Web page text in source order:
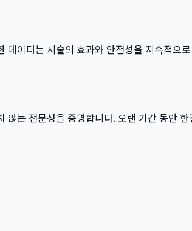
이터는 시술의 효과와 안전성을 지속적으
않는 전문성을 증명합니다. 오랜 기간 동안